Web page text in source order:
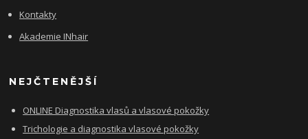
Kontakty
Akademie INhair
NEJČTENĚJŠÍ
ONLINE Diagnostika vlasů a vlasové pokožky
Trichologie a diagnostika vlasové pokožky